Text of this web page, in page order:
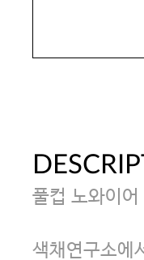
풀컵 노와이
색채연구소에